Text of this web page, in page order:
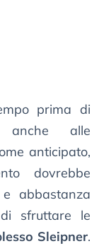
prima di
anche alle
anticipato,
dovrebbe
abbastanza
sfruttare le
Sleipner.